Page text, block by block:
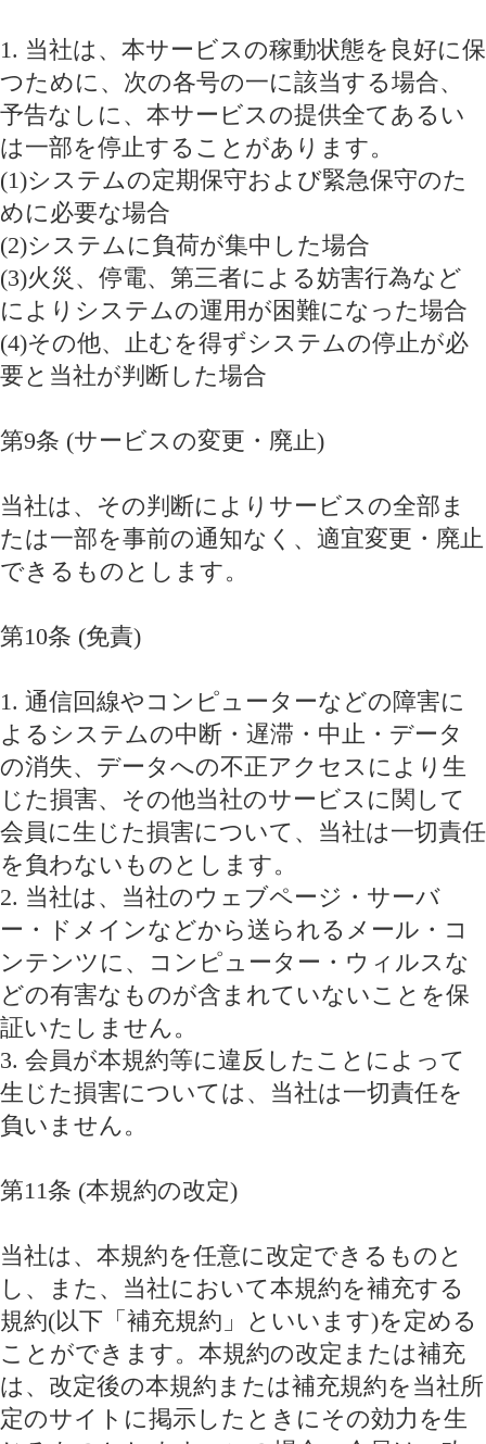
1. 当社は、本サービスの稼動状態を良好に保
つために、次の各号の一に該当する場合、
予告なしに、本サービスの提供全てあるい
は一部を停止することがあります。
(1)システムの定期保守および緊急保守のた
めに必要な場合
(2)システムに負荷が集中した場合
(3)火災、停電、第三者による妨害行為など
によりシステムの運用が困難になった場合
(4)その他、止むを得ずシステムの停止が必
要と当社が判断した場合
第9条 (サービスの変更・廃止)
当社は、その判断によりサービスの全部ま
たは一部を事前の通知なく、適宜変更・廃止
できるものとします。
第10条 (免責)
1. 通信回線やコンピューターなどの障害に
よるシステムの中断・遅滞・中止・データ
の消失、データへの不正アクセスにより生
じた損害、その他当社のサービスに関して
会員に生じた損害について、当社は一切責任
を負わないものとします。
2. 当社は、当社のウェブページ・サーバ
ー・ドメインなどから送られるメール・コ
ンテンツに、コンピューター・ウィルスな
どの有害なものが含まれていないことを保
証いたしません。
3. 会員が本規約等に違反したことによって
生じた損害については、当社は一切責任を
負いません。
第11条 (本規約の改定)
当社は、本規約を任意に改定できるものと
し、また、当社において本規約を補充する
規約(以下「補充規約」といいます)を定める
ことができます。本規約の改定または補充
は、改定後の本規約または補充規約を当社所
定のサイトに掲示したときにその効力を生